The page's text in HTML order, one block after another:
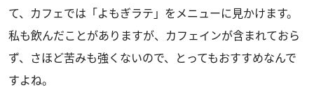
て、カフェでは「よもぎラテ」をメニューに見かけます。
私も飲んだことがありますが、カフェインが含まれておら
ず、さほど苦みも強くないので、とってもおすすめなんで
すよね。